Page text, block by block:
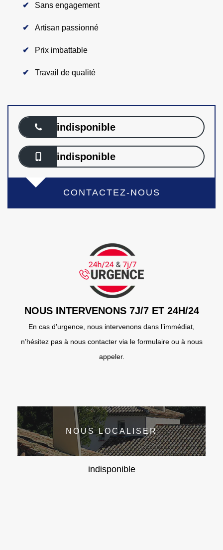
Sans engagement
Artisan passionné
Prix imbattable
Travail de qualité
indisponible
indisponible
CONTACTEZ-NOUS
NOUS INTERVENONS 7J/7 ET 24H/24
En cas d’urgence, nous intervenons dans l’immédiat,
n’hésitez pas à nous contacter via le formulaire ou à nous
appeler.
NOUS LOCALISER
indisponible